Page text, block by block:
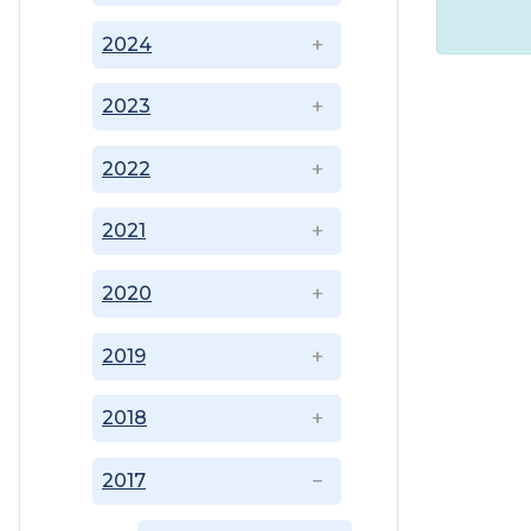
2017
2018
2019
2020
2021
2022
2023
2024